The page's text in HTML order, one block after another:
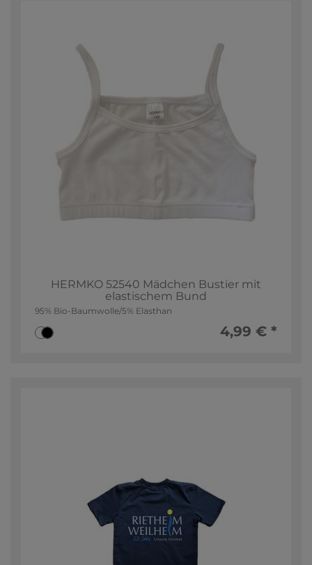
HERMKO 52540 Mädchen Bustier mit
elastischem Bund
95% Bio-Baumwolle/5% Elasthan
4,99 € *